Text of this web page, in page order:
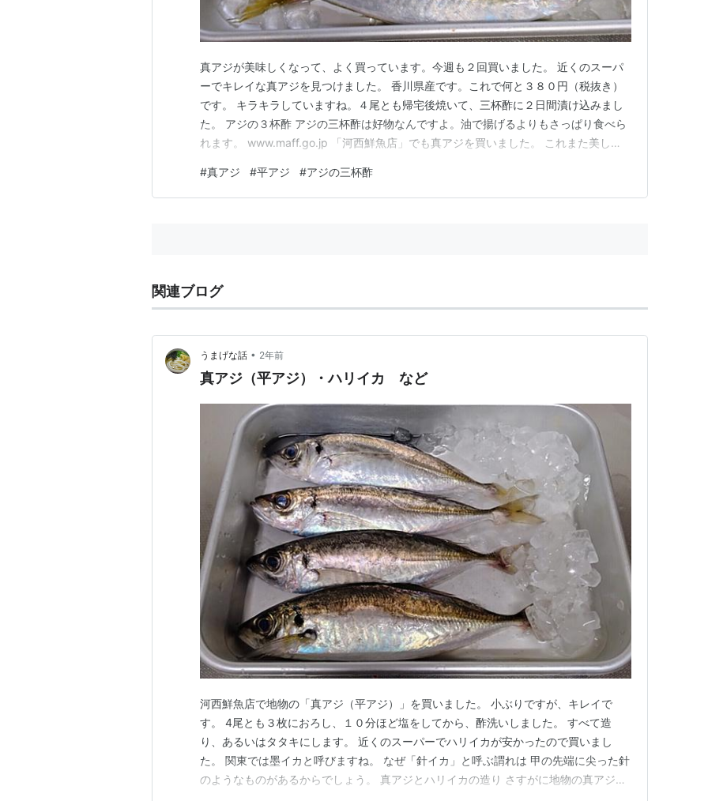
真アジが美味しくなって、よく買っています。今週も２回買いました。 近くのスーパ
ーでキレイな真アジを見つけました。 香川県産です。これで何と３８０円（税抜き）
です。 キラキラしていますね。４尾とも帰宅後焼いて、三杯酢に２日間漬け込みまし
た。 アジの３杯酢 アジの三杯酢は好物なんですよ。油で揚げるよりもさっぱり食べら
れます。 www.maff.go.jp 「河西鮮魚店」でも真アジを買いました。 これまた美し
た後、布巾でしっかりと水気、塩分をふき取ります。その後１時間ほどラップなして冷
蔵庫に入れます。１時間経てば、しっか…
#真アジ #平アジ #アジの三杯酢
関連ブログ
うまげな話 • 2年前
真アジ（平アジ）・ハリイカ など
河西鮮魚店で地物の「真アジ（平アジ）」を買いました。 小ぶりですが、キレイで
す。 4尾とも３枚におろし、１０分ほど塩をしてから、酢洗いしました。 すべて造
り、あるいはタタキにします。 近くのスーパーでハリイカが安かったので買いまし
た。 関東では墨イカと呼びますね。 なぜ「針イカ」と呼ぶ謂れは 甲の先端に尖った針
のようなものがあるからでしょう。 真アジとハリイカの造り さすがに地物の真アジは